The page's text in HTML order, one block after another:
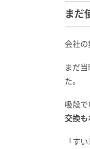
まだ
会社の
まだ
た。
吸殻
交換
「す